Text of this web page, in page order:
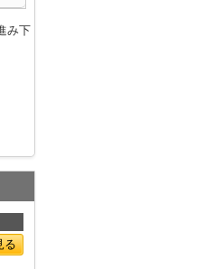
み下
る